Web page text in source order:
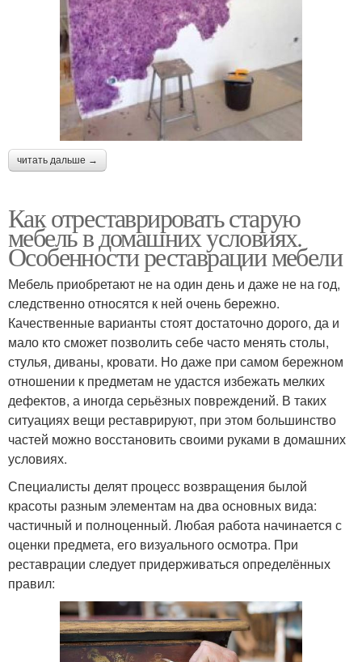
читать дальше →
Как отреставрировать старую
мебель в домашних условиях.
Особенности реставрации мебели
Мебель приобретают не на один день и даже не на год,
следственно относятся к ней очень бережно.
Качественные варианты стоят достаточно дорого, да и
мало кто сможет позволить себе часто менять столы,
стулья, диваны, кровати. Но даже при самом бережном
отношении к предметам не удастся избежать мелких
дефектов, а иногда серьёзных повреждений. В таких
ситуациях вещи реставрируют, при этом большинство
частей можно восстановить своими руками в домашних
условиях.
Специалисты делят процесс возвращения былой
красоты разным элементам на два основных вида:
частичный и полноценный. Любая работа начинается с
оценки предмета, его визуального осмотра. При
реставрации следует придерживаться определённых
правил: